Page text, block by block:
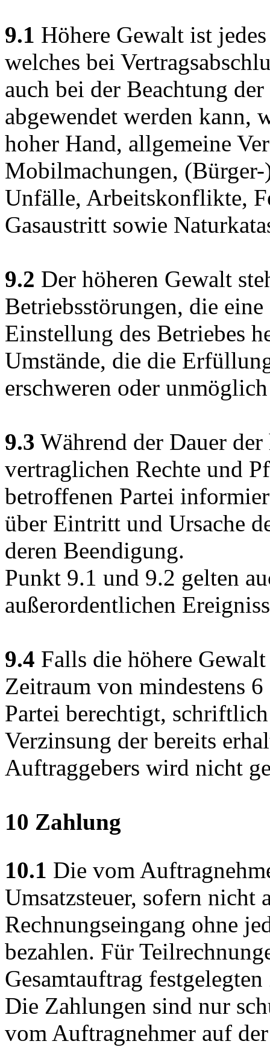
9.1 Höhere Gewalt ist
welches bei
auch bei der Beachtung
abgewendet werden kann,
hoher Hand, allgemeine
Mobilmachungen,
Unfälle, Arbeitskonflikte,
Gasaustritt sowie
9.2 Der höheren Gewalt
Betriebsstörungen, die
Einstellung des Betriebes
Umstände, die die
erschweren oder
9.3 Während der Dauer
vertraglichen Rechte und
betroffenen Partei
über Eintritt und Ursache
deren Beendigung.
Punkt 9.1 und 9.2 gelten
außerordentlichen
9.4 Falls die höhere
Zeitraum von mindestens
Partei berechtigt,
Verzinsung der bereits
Auftraggebers wird nicht
10 Zahlung
10.1 Die vom
Umsatzsteuer, sofern nicht
Rechnungseingang ohne
bezahlen. Für
Gesamtauftrag
Die Zahlungen sind nur
vom Auftragnehmer auf